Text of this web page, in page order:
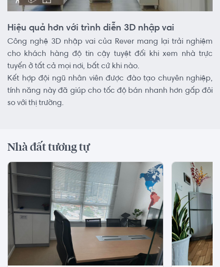
Hiệu quả hơn với trình diễn 3D nhập vai
Công nghệ 3D nhập vai của Rever mang lại trải nghiệm
cho khách hàng độ tin cậy tuyệt đối khi xem nhà trực
tuyến ở tất cả mọi nơi, bất cứ khi nào.
Kết hợp đội ngũ nhân viên được đào tạo chuyên nghiệp,
tính năng này đã giúp cho tốc độ bán nhanh hơn gấp đôi
so với thị trường.
Nhà đất tương tự